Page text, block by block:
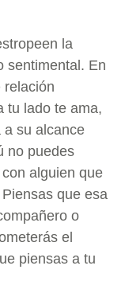
la
sentimental. En
relación
tu lado te ama,
a su alcance
no puedes
alguien que
que esa
o
el
piensas a tu